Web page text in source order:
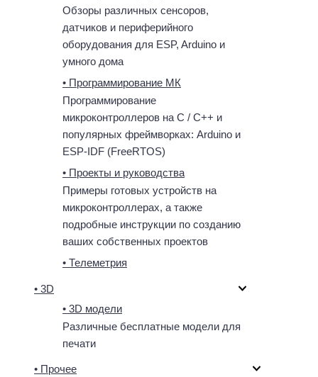
Обзоры различных сенсоров,
датчиков и периферийного
оборудования для ESP, Arduino и
умного дома
• Программирование МК
Программирование
микроконтроллеров на C / C++ и
популярных фреймворках: Arduino и
ESP-IDF (FreeRTOS)
• Проекты и руководства
Примеры готовых устройств на
микроконтроллерах, а также
подробные инструкции по созданию
ваших собственных проектов
• Телеметрия
• 3D
• 3D модели
Различные бесплатные модели для
печати
• Прочее